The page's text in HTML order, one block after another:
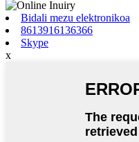
Bidali mezu elektronikoa
8613916136366
Skype
x